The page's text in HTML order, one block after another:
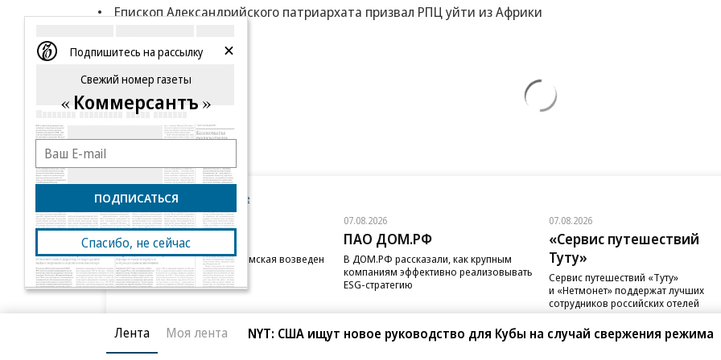
Епископ Александрийского патриархата призвал РПЦ уйти из Африки
Новости компаний Все
07.08.2026
STONE
Бизнес-центр STONE Римская возведен
в полную высоту
07.08.2026
ПАО ДОМ.РФ
В ДОМ.РФ рассказали, как крупным
компаниям эффективно реализовывать
ESG-стратегию
07.08.2026
«Сервис путешествий
Туту»
Сервис путешествий «Туту»
и «Нетмонет» поддержат лучших
сотрудников российских отелей
Лента Моя лента NYT: США ищут новое руководство для Кубы на случай свержения режима
Подпишитесь на рассылку
Свежий номер газеты
Коммерсантъ
ПОДПИСАТЬСЯ
Спасибо, не сейчас